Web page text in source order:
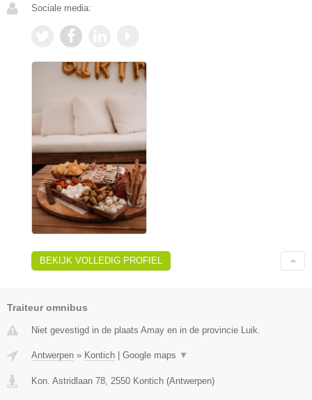
Sociale media:
BEKIJK VOLLEDIG PROFIEL
Traiteur omnibus
Niet gevestigd in de plaats Amay en in de provincie Luik.
Antwerpen » Kontich | Google maps ▼
Kon. Astridlaan 78 2550 Kontich (Antwerpen)